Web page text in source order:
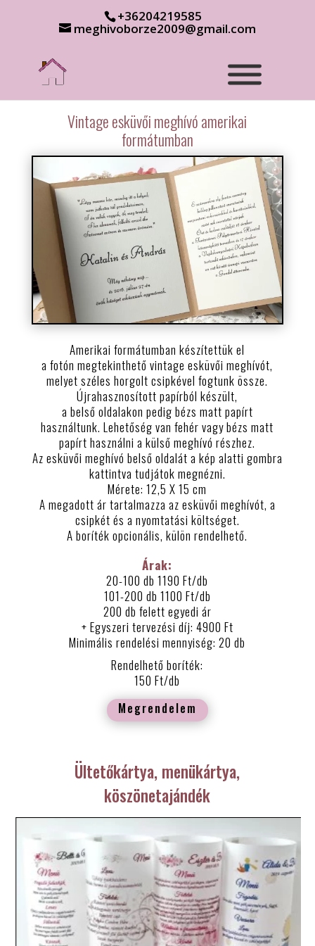
+36204219585
meghivoborze2009@gmail.com
Vintage esküvői meghívó amerikai
formátumban
Amerikai formátumban készítettük el
a fotón megtekinthető vintage esküvői meghívót,
melyet széles horgolt csipkével fogtunk össze.
Újrahasznosított papírból készült,
a belső oldalakon pedig bézs matt papírt
használtunk. Lehetőség van fehér vagy bézs matt
papírt használni a külső meghívó részhez.
Az esküvői meghívó belső oldalát a kép alatti gombra
kattintva tudjátok megnézni.
Mérete: 12,5 X 15 cm
A megadott ár tartalmazza az esküvői meghívót, a
csipkét és a nyomtatási költséget.
A boríték opcionális, külön rendelhető.
Árak:
20-100 db 1190 Ft/db
101-200 db 1100 Ft/db
200 db felett egyedi ár
+ Egyszeri tervezési díj: 4900 Ft
Minimális rendelési mennyiség: 20 db
Rendelhető boríték:
150 Ft/db
Megrendelem
Ültetőkártya, menükártya,
köszönetajándék